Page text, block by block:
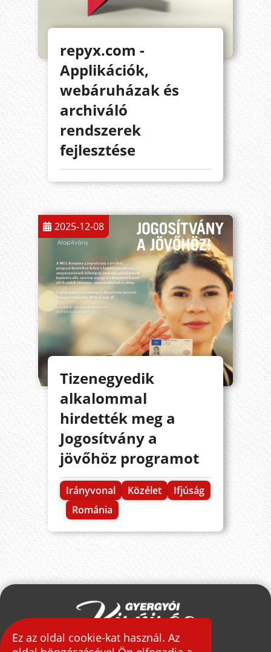
repyx.com -
Applikációk,
webáruházak és
archiváló
rendszerek
fejlesztése
2025-12-08
Tizenegyedik
alkalommal
hirdették meg a
Jogosítvány a
jövőhöz programot
Irányvonal Közélet
Ifjúság
Románia
Ez az oldal cookie-kat használ. Az